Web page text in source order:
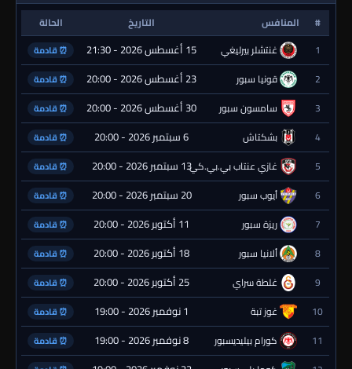
# المنافس التاريخ
الحالة
1
غنتشلر بيرليغي 15 أغسطس 2026 - 21:30 ⏰ قادمة
2 قونيا سبور 23 أغسطس 2026 - 20:00 ⏰ قادمة
3 سامسون سبور 30 أغسطس 2026 - 20:00 ⏰ قادمة
4 بشكتاش 6 سبتمبر 2026 - 20:00 ⏰ قادمة
5 غازي عنتاب بي.بي.كي.13 سبتمبر 2026 - 20:00 ⏰ قادمة
6 أيوب سبور 20 سبتمبر 2026 - 20:00 ⏰ قادمة
7 ريزة سبور 11 أكتوبر 2026 - 20:00 ⏰ قادمة
8 ألانيا سبور 18 أكتوبر 2026 - 20:00 ⏰ قادمة
9 غلطة سراي 25 أكتوبر 2026 - 20:00 ⏰ قادمة
10 غوز تبة 1 نوفمبر 2026 - 19:00 ⏰ قادمة
11 كورام بيليديسبور 8 نوفمبر 2026 - 19:00 ⏰ قادمة